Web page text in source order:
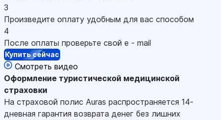
3
Произведите оплату удобным для вас способом
4
После оплаты проверьте свой e - mail
Купить сейчас
Смотреть видео
Оформление туристической медицинской
страховки
На страховой полис Auras распространяется 14-
дневная гарантия возврата денег без лишних